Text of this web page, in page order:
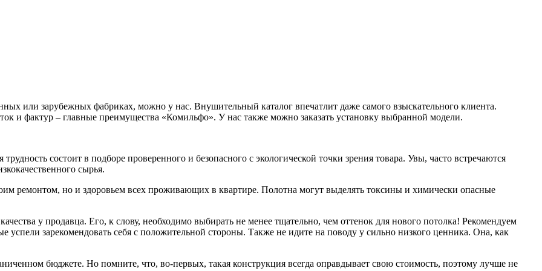
или зарубежных фабриках, можно у нас. Внушительный каталог впечатлит даже самого взыскательного клиента.
и фактур – главные преимущества «Комильфо». У нас также можно заказать установку выбранной модели.
состоит в подборе проверенного и безопасного с экологической точки зрения товара. Увы, часто встречаются
сырья.
ремонтом, но и здоровьем всех проживающих в квартире. Полотна могут выделять токсины и химически опасные
у продавца. Его, к слову, необходимо выбирать не менее тщательно, чем оттенок для нового потолка! Рекомендуем
успели зарекомендовать себя с положительной стороны. Также не идите на поводу у сильно низкого ценника. Она, как
бюджете. Но помните, что, во-первых, такая конструкция всегда оправдывает свою стоимость, поэтому лучше не